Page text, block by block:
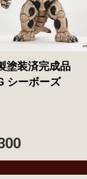
塗装済完成品
シーボーズ